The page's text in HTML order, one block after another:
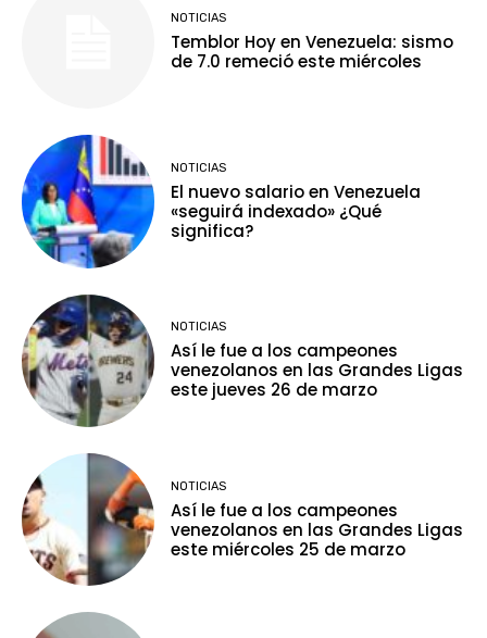
NOTICIAS
Temblor Hoy en Venezuela: sismo
de 7.0 remeció este miércoles
NOTICIAS
El nuevo salario en Venezuela
«seguirá indexado» ¿Qué
significa?
NOTICIAS
Así le fue a los campeones
venezolanos en las Grandes Ligas
este jueves 26 de marzo
NOTICIAS
Así le fue a los campeones
venezolanos en las Grandes Ligas
este miércoles 25 de marzo